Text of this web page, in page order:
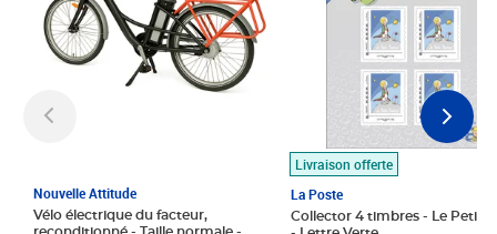
Nouvelle Attitude
Vélo électrique du facteur,
Livraison offerte
La Poste
Collector 4 timbres - Le Petit